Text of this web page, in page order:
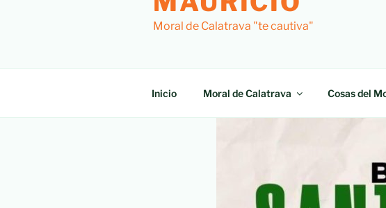
Moral de Calatrava "te cautiva"
Inicio Moral de Calatrava Cosas del